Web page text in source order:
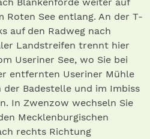
Blankenförde weiter auf
Roten See entlang. An der T-
auf den Radweg nach
Landstreifen trennt hier
Useriner See, wo Sie bei
entfernten Useriner Mühle
Badestelle und im Imbiss
In Zwenzow wechseln Sie
Mecklenburgischen
rechts Richtung